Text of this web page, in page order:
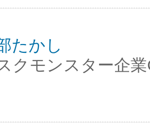
たかし
クモンスター企